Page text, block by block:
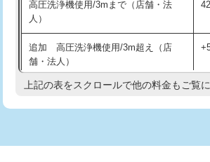
業）
排水管工事（追加 排水管工事/3ｍ超
え）
マス交換（土の掘削・埋め戻し作業）
高圧洗浄機使用/3mまで（店舗・法
人）
追加 高圧洗浄機使用/3m超え（店
舗・法人）
高度高圧洗浄換
トーラー機使用/3mまで
上記の表をスクロールで他の料金もご覧に